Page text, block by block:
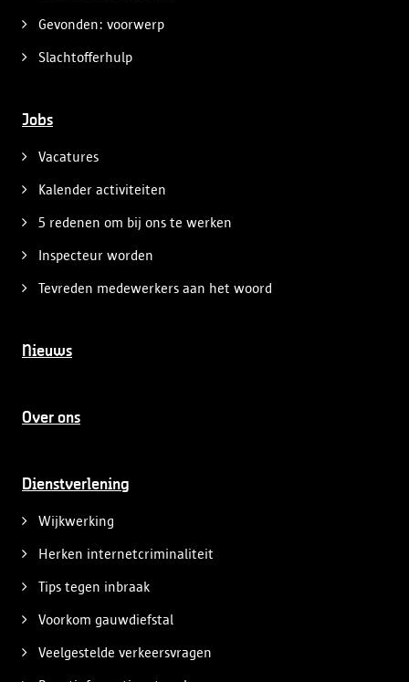
Gevonden: voorwerp
Slachtofferhulp
Jobs
Vacatures
Kalender activiteiten
5 redenen om bij ons te werken
Inspecteur worden
Tevreden medewerkers aan het woord
Nieuws
Over ons
Dienstverlening
Wijkwerking
Herken internetcriminaliteit
Tips tegen inbraak
Voorkom gauwdiefstal
Veelgestelde verkeersvragen